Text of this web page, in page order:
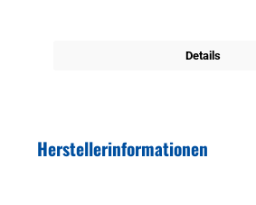
Details
Herstellerinformationen